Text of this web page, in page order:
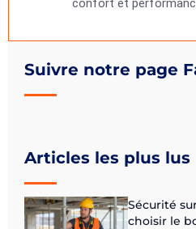
Suivre notre page
Articles les plus lus
Sécurité
choisir le
confort et